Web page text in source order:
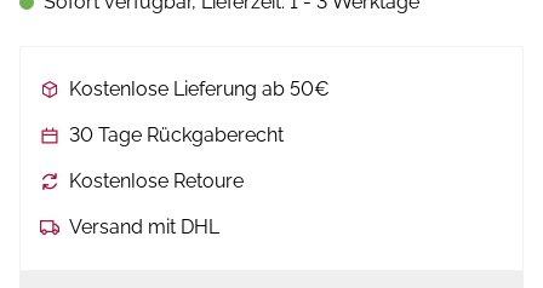
Kostenlose Lieferung ab 50€
30 Tage Rückgaberecht
Kostenlose Retoure
Versand mit DHL